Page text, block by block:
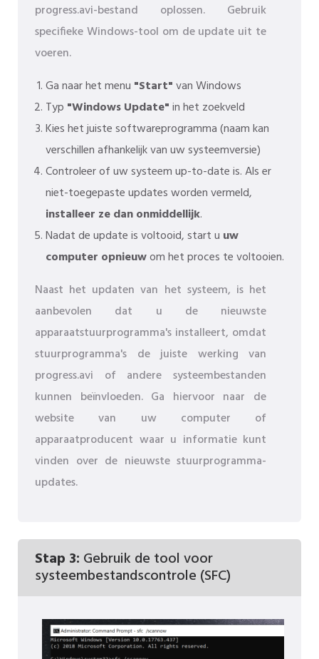
progress.avi-bestand oplossen. Gebruik
specifieke Windows-tool om de update uit te
voeren.
Ga naar het menu "Start"van Windows
Typ "Windows Update"in het zoekveld
Kies het juiste softwareprogramma (naam kan
verschillen afhankelijk van uw systeemversie)
Controleer of uw systeem up-to-date is. Als er
niet-toegepaste updates worden vermeld,
installeer ze dan onmiddellijk.
Nadat de update is voltooid, start u uw
computer opnieuwom het proces te voltooien.
Naast het updaten van het systeem, is het
aanbevolen dat u de nieuwste
apparaatstuurprogramma's installeert, omdat
stuurprogramma's de juiste werking van
progress.avi of andere systeembestanden
kunnen beïnvloeden. Ga hiervoor naar de
website van uw computer of
apparaatproducent waar u informatie kunt
vinden over de nieuwste stuurprogramma-
updates.
Stap 3: Gebruik de tool voor
systeembestandscontrole (SFC)